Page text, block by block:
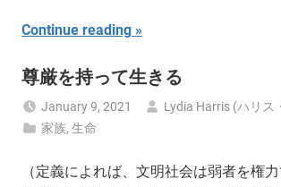
Continue reading
尊厳を持って生きる
January 9, 2021
Lydia Harris (ハリス
家族,生命
（定義によれば、文明社会は弱者を権